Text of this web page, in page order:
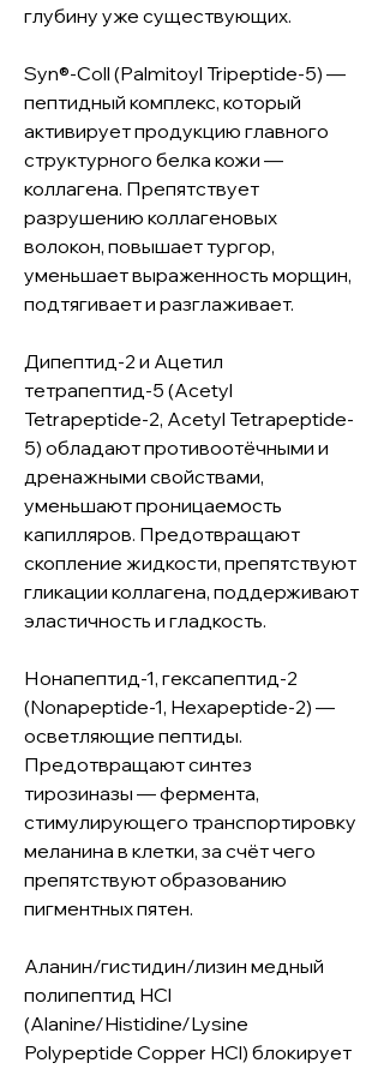
глубину уже существующих.
Syn®-Coll (Palmitoyl Tripeptide-5) —
пептидный комплекс, который
активирует продукцию главного
структурного белка кожи —
коллагена. Препятствует
разрушению коллагеновых
волокон, повышает тургор,
уменьшает выраженность морщин,
подтягивает и разглаживает.
Дипептид-2 и Ацетил
тетрапептид-5 (Acetyl
Tetrapeptide-2, Acetyl Tetrapeptide-
5) обладают противоотёчными и
дренажными свойствами,
уменьшают проницаемость
капилляров. Предотвращают
скопление жидкости, препятствуют
гликации коллагена, поддерживают
эластичность и гладкость.
Нонапептид-1, гексапептид-2
(Nonapeptide-1, Hexapeptide-2) —
осветляющие пептиды.
Предотвращают синтез
тирозиназы — фермента,
стимулирующего транспортировку
меланина в клетки, за счёт чего
препятствуют образованию
пигментных пятен.
Аланин/гистидин/лизин медный
полипептид HCl
(Alanine/Histidine/Lysine
Polypeptide Copper HCl) блокирует